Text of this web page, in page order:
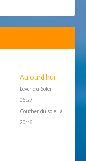
Aujourd'hui
Lever du Soleil
06:27
Coucher du soleil à
20:46